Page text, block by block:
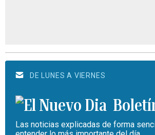
DE LUNES A VIERNES
Las noticias explicadas de forma